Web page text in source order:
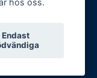
hos oss.
Endast